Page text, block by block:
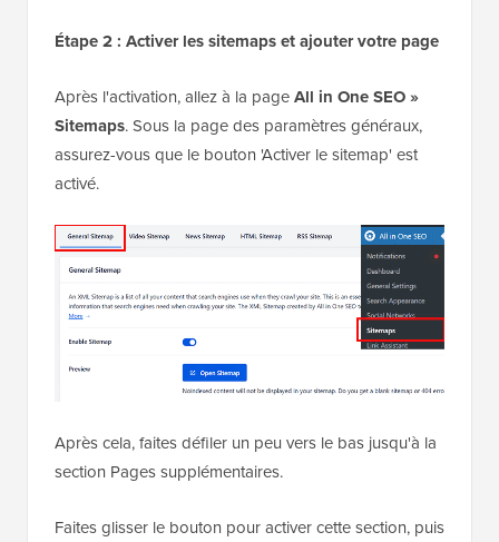
Étape 2 : Activer les sitemaps et ajouter votre page
Après l'activation, allez à la pageAll in One SEO »
Sitemaps. Sous la page des paramètres généraux,
assurez-vous que le bouton 'Activer le sitemap' est
activé.
Après cela, faites défiler un peu vers le bas jusqu'à la
section Pages supplémentaires.
Faites glisser le bouton pour activer cette section, puis